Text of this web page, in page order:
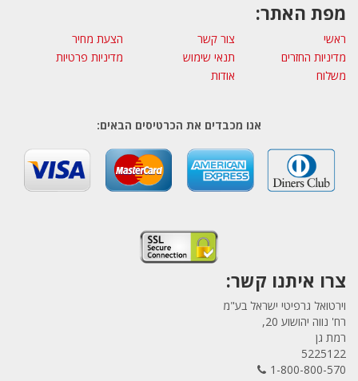
מפת האתר:
ראשי צור קשר
הצעת מחיר
מדיניות החזרים
תנאי שימוש
מדיניות פרטיות
משלוח
אודות
אנו מכבדים את הכרטיסים הבאים:
צרו איתנו קשר:
וירטואל גרפיטי ישראל בע"מ
רח' נווה יהושוע 20,
רמת גן
5225122
1-800-800-570